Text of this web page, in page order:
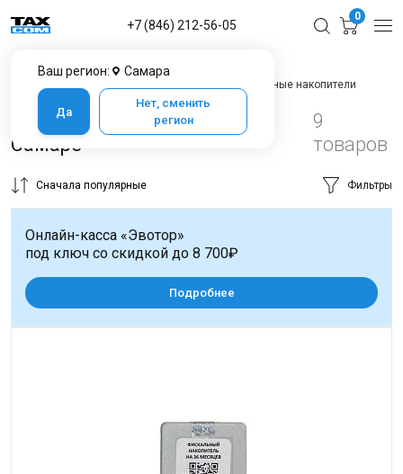
Ваш регион: Самара
Да
Нет, сменить
регион
+7 (846) 212-56-05
0
Фискальные накопители
Фискальные накопители в
Самаре
9
товаров
Сначала популярные Фильтры
Онлайн-касса «Эвотор»
под ключ со скидкой до 8 700₽
Подробнее